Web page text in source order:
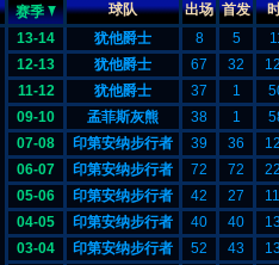
赛季 球队 出场 首发
13-14
犹他爵士 8 5
12-13
犹他爵士 67 32
11-12
犹他爵士 37 1
09-10
孟菲斯灰熊 38 1
07-08
印第安纳步行者 39 36
06-07
印第安纳步行者 72 72
05-06
印第安纳步行者 42 27
04-05
印第安纳步行者 40 40
03-04
印第安纳步行者 52 43